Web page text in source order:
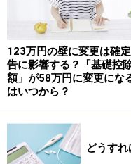
123万円の壁に変更は確
告に影響する？「基礎控
額」が58万円に変更にな
はいつから？
どうす